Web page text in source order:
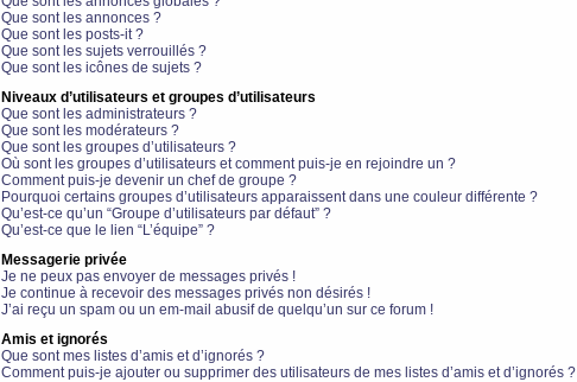
Que sont les annonces ?
Que sont les posts-it ?
Que sont les sujets verrouillés ?
Que sont les icônes de sujets ?
Niveaux d’utilisateurs et groupes d’utilisateurs
Que sont les administrateurs ?
Que sont les modérateurs ?
Que sont les groupes d’utilisateurs ?
Où sont les groupes d’utilisateurs et comment puis-je en rejoindre un ?
Comment puis-je devenir un chef de groupe ?
Pourquoi certains groupes d’utilisateurs apparaissent dans une couleur différente ?
Qu’est-ce qu’un “Groupe d’utilisateurs par défaut” ?
Qu’est-ce que le lien “L’équipe” ?
Messagerie privée
Je ne peux pas envoyer de messages privés !
Je continue à recevoir des messages privés non désirés !
J’ai reçu un spam ou un em-mail abusif de quelqu’un sur ce forum !
Amis et ignorés
Que sont mes listes d’amis et d’ignorés ?
Comment puis-je ajouter ou supprimer des utilisateurs de mes listes d’amis et d’ignorés ?